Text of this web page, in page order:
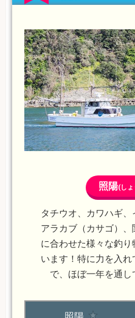
照陽(し
タチウオ、カワハギ、
アラカブ（カサゴ）
に合わせた様々な釣
います！特に力を入
で、ほぼ一年を通